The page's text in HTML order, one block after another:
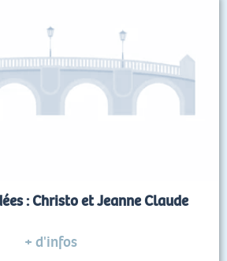
: Christo et Jeanne Claude
+ d'infos